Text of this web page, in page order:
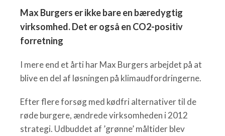
Max Burgers er ikke bare en bæredygtig
virksomhed. Det er også en CO2-positiv
forretning
I mere end et årti har Max Burgers arbejdet på at
blive en del af løsningen på klimaudfordringerne.
Efter flere forsøg med kødfri alternativer til de
røde burgere, ændrede virksomheden i 2012
strategi. Udbuddet af ’grønne’ måltider blev